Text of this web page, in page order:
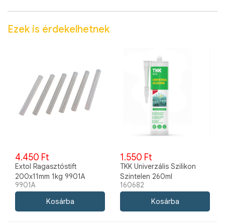
Ezek is érdekelhetnek
4.450 Ft
Extol Ragasztóstift
200x11mm 1kg 9901A
9901A
1.550 Ft
TKK Univerzális Szilikon
Szintelen 260ml
160682